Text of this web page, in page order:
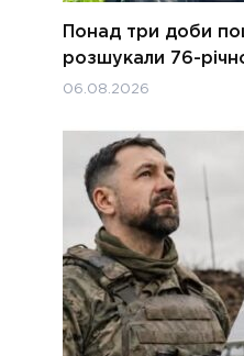
Понад три доби
розшукали 76-
06.08.2026